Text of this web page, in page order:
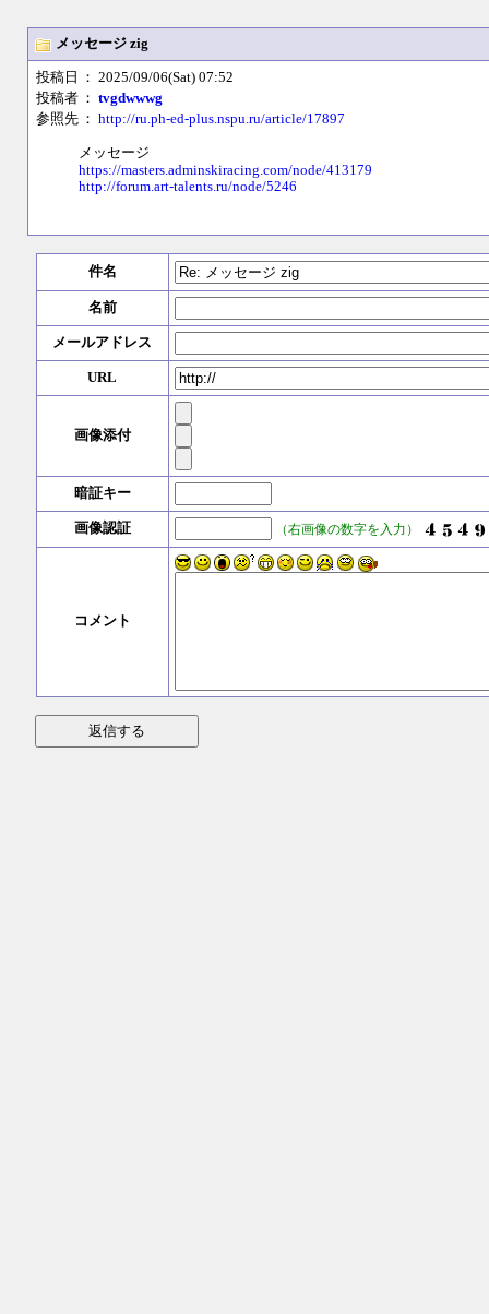
メッセージ zig
投稿日
： 2025/09/06(Sat) 07:52
投稿者 ：tvgdwwwg
参照先 ：http://ru.ph-ed-plus.nspu.ru/article/17897
メッセージ
https://masters.adminskiracing.com/node/413179
http://forum.art-talents.ru/node/5246
件名
名前
メールアドレス
URL
画像添付
暗証キー
画像認証 （右画像の数字を入力）
コメント